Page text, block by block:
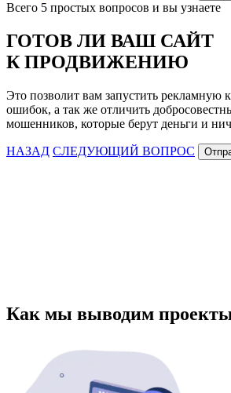
Всего 5 простых вопросов и вы узнаете
ГОТОВ ЛИ ВАШ САЙТ
К ПРОДВИЖЕНИЮ
Это позволит вам запустить рекламную
ошибок, а так же отличить
мошенников, которые берут деньги и
НАЗАД СЛЕДУЮЩИЙ ВОПРОС
Как мы выводим